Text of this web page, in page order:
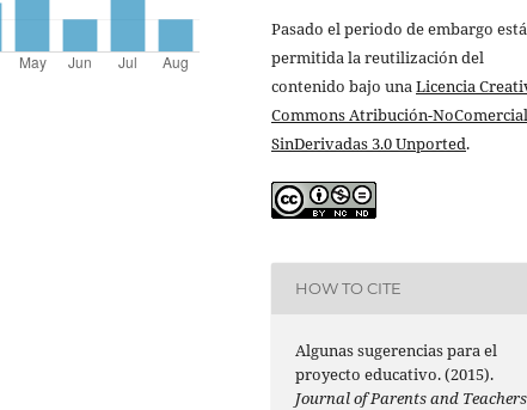
Pasado el periodo de embargo está
permitida la reutilización del
contenido bajo unaLicencia
Commons Atribución-
SinDerivadas 3.0 Unported.
HOW TO CITE
Algunas sugerencias para el
proyecto educativo. (2015).
Journal of Parents and Teachers